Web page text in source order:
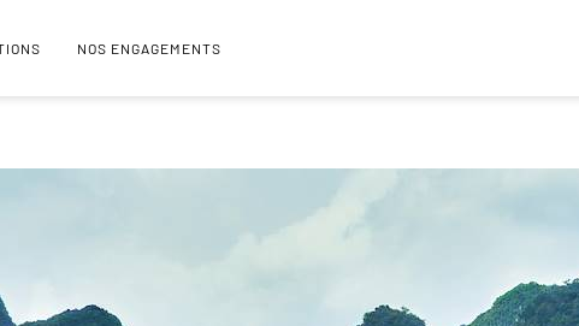
NOS ENGAGEMENTS